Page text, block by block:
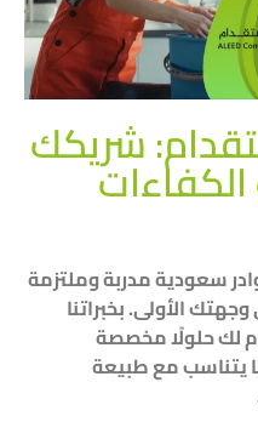
شريكك
سعودية مدربة وملتزمة
الأولى. بخبراتنا
لك حلولًا مخصصة
يتناسب مع طبيعة